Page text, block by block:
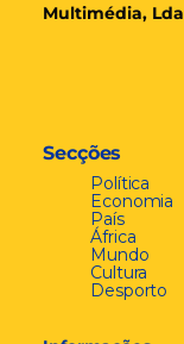
Multimédia, Lda
Secções
Política
Economia
País
África
Mundo
Cultura
Desporto